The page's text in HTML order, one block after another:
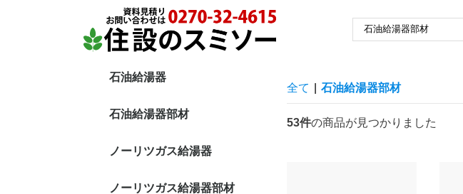
石油給湯器
エコフィール
直圧式 追炊付
直圧式 給湯専用
貯湯式 追炊付
貯湯式 給湯専用
石油給湯器部材
ノーリツガス給湯器
ノーリツガス給湯器部材
全て 石油給湯器部材
53件の商品が見つかりました